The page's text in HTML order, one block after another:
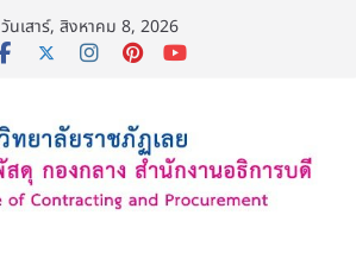
วันเสาร์, สิงหาคม 8, 2026